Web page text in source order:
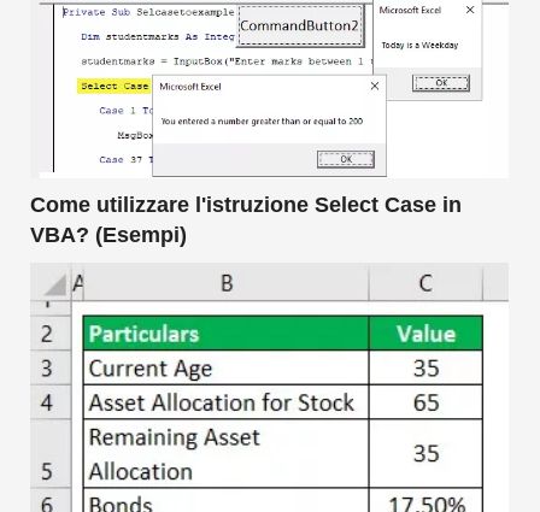
Come utilizzare l'istruzione Select Case in
VBA? (Esempi)